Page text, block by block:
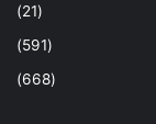
(21)
(591)
(668)